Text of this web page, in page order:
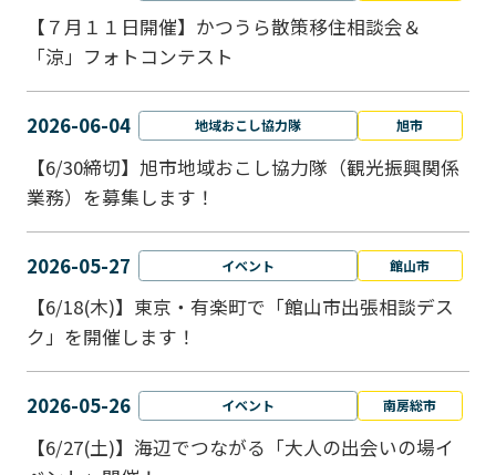
【７月１１日開催】かつうら散策移住相談会＆
「涼」フォトコンテスト
2026-06-04 地域おこし協力隊 旭市
【6/30締切】旭市地域おこし協力隊（観光振興関係
業務）を募集します！
2026-05-27 イベント 館山市
【6/18(木)】東京・有楽町で「館山市出張相談デス
ク」を開催します！
2026-05-26 イベント 南房総市
【6/27(土)】海辺でつながる「大人の出会いの場イ